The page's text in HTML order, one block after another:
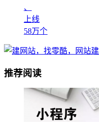
、
上线
58万个
推荐阅读